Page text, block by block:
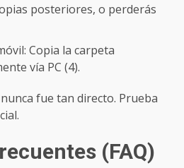
posteriores, o perderás
Copia la carpeta
vía PC (4).
nunca fue tan directo. Prueba
(FAQ)